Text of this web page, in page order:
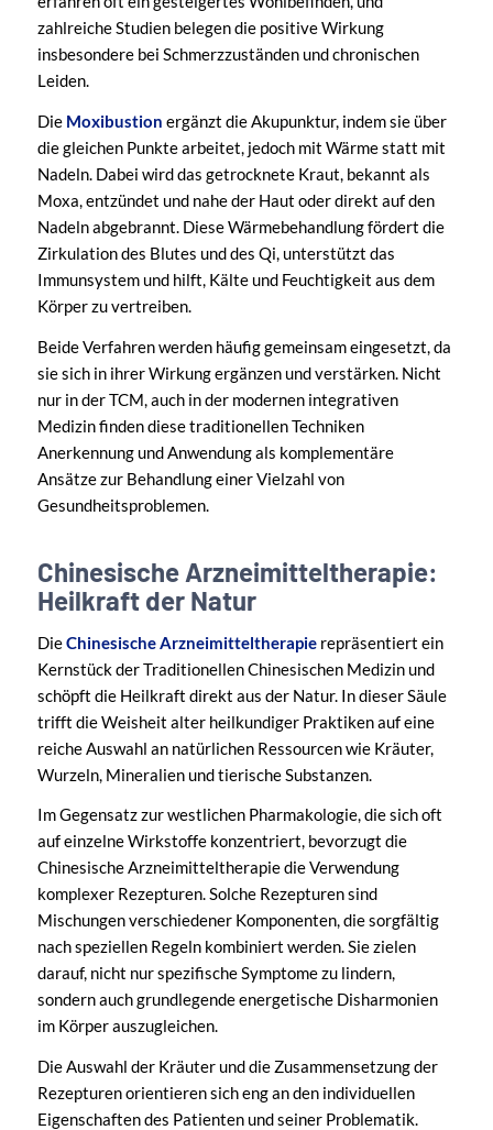
zahlreiche Studien belegen die positive Wirkung
insbesondere bei Schmerzzuständen und chronischen
Leiden.
Die Moxibustion ergänzt die Akupunktur, indem sie über
die gleichen Punkte arbeitet, jedoch mit Wärme statt mit
Nadeln. Dabei wird das getrocknete Kraut, bekannt als
Moxa, entzündet und nahe der Haut oder direkt auf den
Nadeln abgebrannt. Diese Wärmebehandlung fördert die
Zirkulation des Blutes und des Qi, unterstützt das
Immunsystem und hilft, Kälte und Feuchtigkeit aus dem
Körper zu vertreiben.
Beide Verfahren werden häufig gemeinsam eingesetzt, da
sie sich in ihrer Wirkung ergänzen und verstärken. Nicht
nur in der TCM, auch in der modernen integrativen
Medizin finden diese traditionellen Techniken
Anerkennung und Anwendung als komplementäre
Ansätze zur Behandlung einer Vielzahl von
Gesundheitsproblemen.
Chinesische Arzneimitteltherapie:
Heilkraft der Natur
DieChinesische Arzneimitteltherapierepräsentiert ein
Kernstück der Traditionellen Chinesischen Medizin und
schöpft die Heilkraft direkt aus der Natur. In dieser Säule
trifft die Weisheit alter heilkundiger Praktiken auf eine
reiche Auswahl an natürlichen Ressourcen wie Kräuter,
Wurzeln, Mineralien und tierische Substanzen.
Im Gegensatz zur westlichen Pharmakologie, die sich oft
auf einzelne Wirkstoffe konzentriert, bevorzugt die
Chinesische Arzneimitteltherapie die Verwendung
komplexer Rezepturen. Solche Rezepturen sind
Mischungen verschiedener Komponenten, die sorgfältig
nach speziellen Regeln kombiniert werden. Sie zielen
darauf, nicht nur spezifische Symptome zu lindern,
sondern auch grundlegende energetische Disharmonien
im Körper auszugleichen.
Die Auswahl der Kräuter und die Zusammensetzung der
Rezepturen orientieren sich eng an den individuellen
Eigenschaften des Patienten und seiner Problematik.